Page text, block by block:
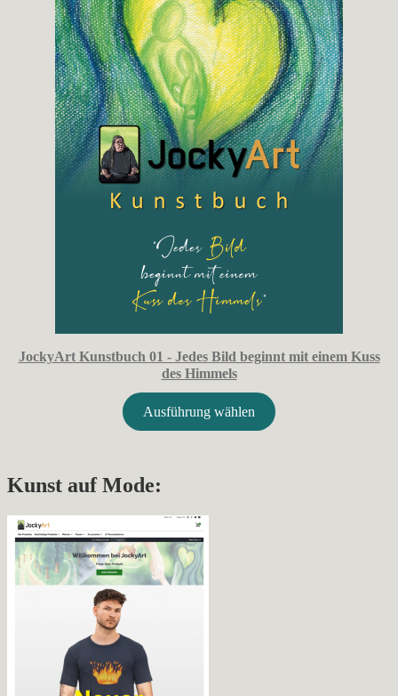
JockyArt Kunstbuch 01 - Jedes Bild beginnt mit einem Kuss
des Himmels
Ausführung wählen
Kunst auf Mode: